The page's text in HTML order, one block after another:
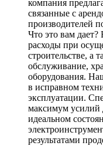
компания
связанные с
производителей
Что это вам
расходы при
строительстве, а
обслуживание,
оборудования.
в исправном
эксплуатации.
максимум усилий
идеальном
результатами